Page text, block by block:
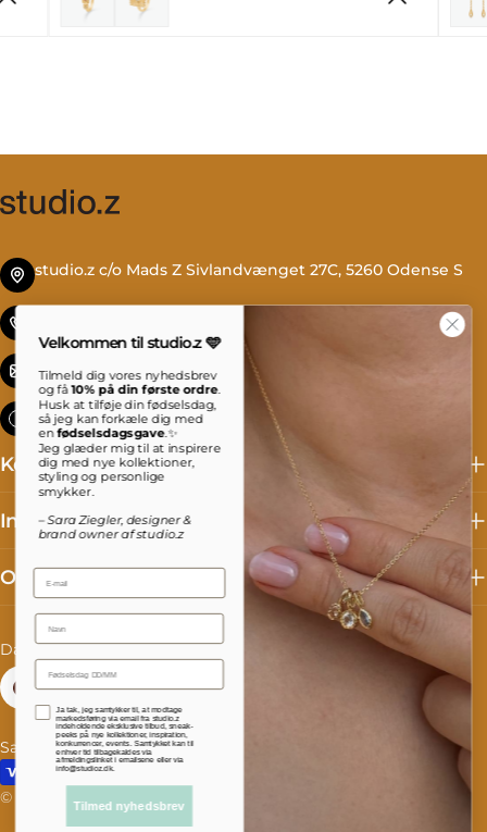
studio.z c/o Mads Z Sivlandvænget 27C, 5260 Odense S
info@studioz.dk
Mandag til torsdag: 8 - 16 Fredag: 8 - 15:30
Kollektioner
Information
Om studio.z
S
p
o
g
Dansk
L
a
n
d
/
Danmark (DKK kr.)
© 2026 studioz.dk Drevet af Shopify
Salgs- og leveringsbetingelser
Betalingsmetoder
Velkommen til studio.z 🩵
Tilmeld dig vores nyhedsbrev
og få10% på din første ordre.
Husk at tilføje din fødselsdag,
så jeg kan forkæle dig med
enfødselsdagsgave.✨
Jeg glæder mig til at inspirere
dig med nye kollektioner,
styling og personlige
smykker.
– Sara Ziegler, designer &
brand owner af studio.z
Email
Name
Accepterer persondatapolitik
Ja tak, jeg samtykker til, at modtage
markedsføring via email fra studio.z
indeholdende eksklusive tilbud, sneak-
peeks på nye kollektioner, inspiration,
konkurrencer, events. Samtykket kan til
enhver tid tilbagekaldes via
afmeldingslinket i emailsene eller via
info@studioz.dk.
Tilmed nyhedsbrev